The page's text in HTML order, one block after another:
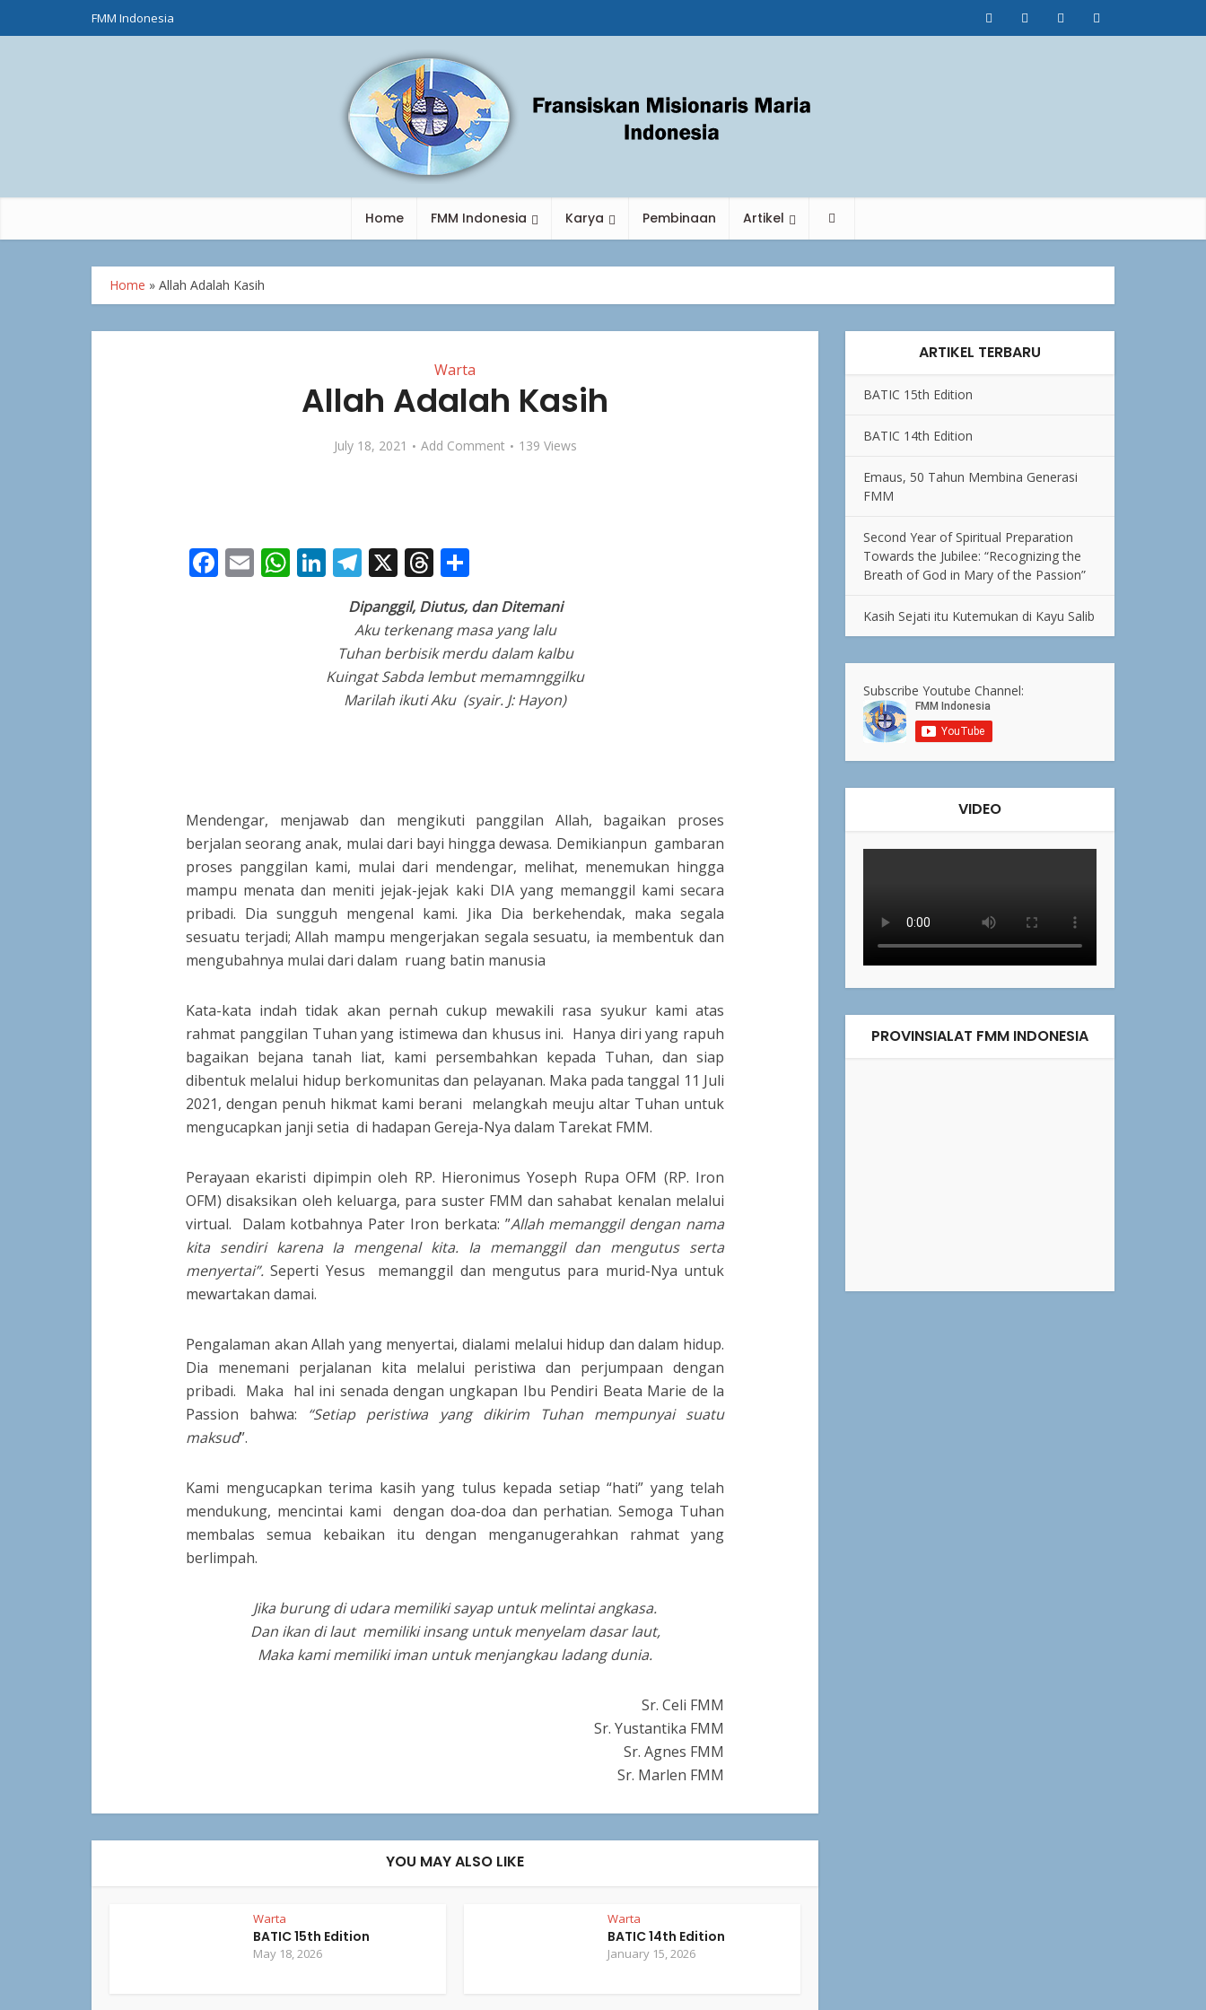
FMM Indonesia
Home FMM Indonesia Karya Pembinaan Artikel
Home » Allah Adalah Kasih
Warta
Allah Adalah Kasih
July 18, 2021 Add Comment 139 Views
Facebook
EmailWhatsApp
LinkedIn
Telegram
X Threads
Dipanggil, Diutus, dan Ditemani
Aku terkenang masa yang lalu
Tuhan berbisik merdu dalam kalbu
Kuingat Sabda lembut memamnggilku
Marilah ikuti Aku (syair. J: Hayon)
Mendengar, menjawab dan mengikuti panggilan Allah, bagaikan proses
berjalan seorang anak, mulai dari bayi hingga dewasa. Demikianpun gambaran
proses panggilan kami, mulai dari mendengar, melihat, menemukan hingga
mampu menata dan meniti jejak-jejak kaki DIA yang memanggil kami secara
pribadi. Dia sungguh mengenal kami. Jika Dia berkehendak, maka segala
sesuatu terjadi; Allah mampu mengerjakan segala sesuatu, ia membentuk dan
mengubahnya mulai dari dalam ruang batin manusia
Kata-kata indah tidak akan pernah cukup mewakili rasa syukur kami atas
rahmat panggilan Tuhan yang istimewa dan khusus ini. Hanya diri yang rapuh
bagaikan bejana tanah liat, kami persembahkan kepada Tuhan, dan siap
dibentuk melalui hidup berkomunitas dan pelayanan. Maka pada tanggal 11 Juli
2021, dengan penuh hikmat kami berani melangkah meuju altar Tuhan untuk
mengucapkan janji setia di hadapan Gereja-Nya dalam Tarekat FMM.
Perayaan ekaristi dipimpin oleh RP. Hieronimus Yoseph Rupa OFM (RP. Iron
OFM) disaksikan oleh keluarga, para suster FMM dan sahabat kenalan melalui
virtual. Dalam kotbahnya Pater Iron berkata: ”Allah memanggil dengan nama
kita sendiri karena Ia mengenal kita. Ia memanggil dan mengutus serta
menyertai”. Seperti Yesus memanggil dan mengutus para murid-Nya untuk
mewartakan damai.
Pengalaman akan Allah yang menyertai, dialami melalui hidup dan dalam hidup.
Dia menemani perjalanan kita melalui peristiwa dan perjumpaan dengan
pribadi. Maka hal ini senada dengan ungkapan Ibu Pendiri Beata Marie de la
Passion bahwa: “Setiap peristiwa yang dikirim Tuhan mempunyai suatu
maksud”.
Kami mengucapkan terima kasih yang tulus kepada setiap “hati” yang telah
mendukung, mencintai kami dengan doa-doa dan perhatian. Semoga Tuhan
membalas semua kebaikan itu dengan menganugerahkan rahmat yang
berlimpah.
Jika burung di udara memiliki sayap untuk melintai angkasa.
Dan ikan di laut memiliki insang untuk menyelam dasar laut,
Maka kami memiliki iman untuk menjangkau ladang dunia.
Sr. Celi FMM
Sr. Yustantika FMM
Sr. Agnes FMM
Sr. Marlen FMM
YOU MAY ALSO LIKE
Warta
BATIC 15th Edition
May 18, 2026
Warta
BATIC 14th Edition
January 15, 2026
ARTIKEL TERBARU
BATIC 15th Edition
BATIC 14th Edition
Emaus, 50 Tahun Membina Generasi
FMM
Second Year of Spiritual Preparation
Towards the Jubilee: “Recognizing the
Breath of God in Mary of the Passion”
Kasih Sejati itu Kutemukan di Kayu Salib
Subscribe Youtube Channel:
VIDEO
PROVINSIALAT FMM INDONESIA